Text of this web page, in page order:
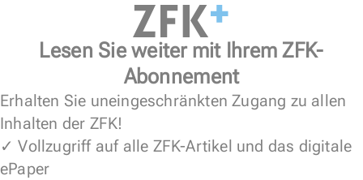
Lesen Sie weiter mit Ihrem ZFK-
Abonnement
Erhalten Sie uneingeschränkten Zugang zu allen
Inhalten der ZFK!
✓ Vollzugriff auf alle ZFK-Artikel und das digitale
ePaper